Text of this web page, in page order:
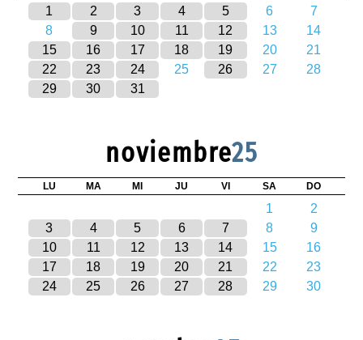
1 2 3 4 5 6
7
8
9 10 11 12 13
14
15
16 17 18 19 20
21
22
23 24 25 26 27
28
29
30 31
noviembre25
LU MA MI JU VI SA DO
1
2
3
4 5 6 7 8
9
10
11 12 13 14 15
16
17
18 19 20 21 22
23
24
25 26 27 28 29 30